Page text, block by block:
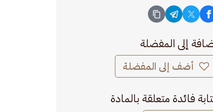
إلى المفضلة
أضف إلى المفضلة
فائدة متعلقة بالمادة